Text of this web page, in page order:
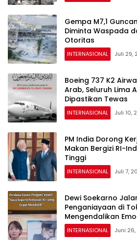
Gempa M7,1
Diminta Waspada
Otoritas
INTERNASIONAL Juli 29,
Boeing 737 K2
Arab, Seluruh Lima
Dipastikan Tewas
INTERNASIONAL Juli 10,
PM India Dorong
Makan Bergizi RI-
Tinggi
INTERNASIONAL Juli 7,
Dewi Soekarno
Penganiayaan di
Mengendalikan
INTERNASIONAL Juni